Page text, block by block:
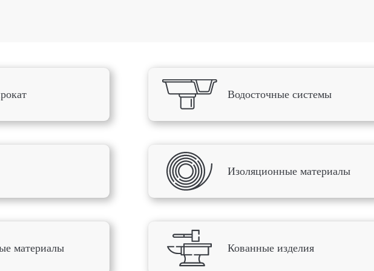
Водосточные системы
Изоляционные материалы
материалы Кованные изделия
свою заявку и наши менеджеры свяжутся с Вами в